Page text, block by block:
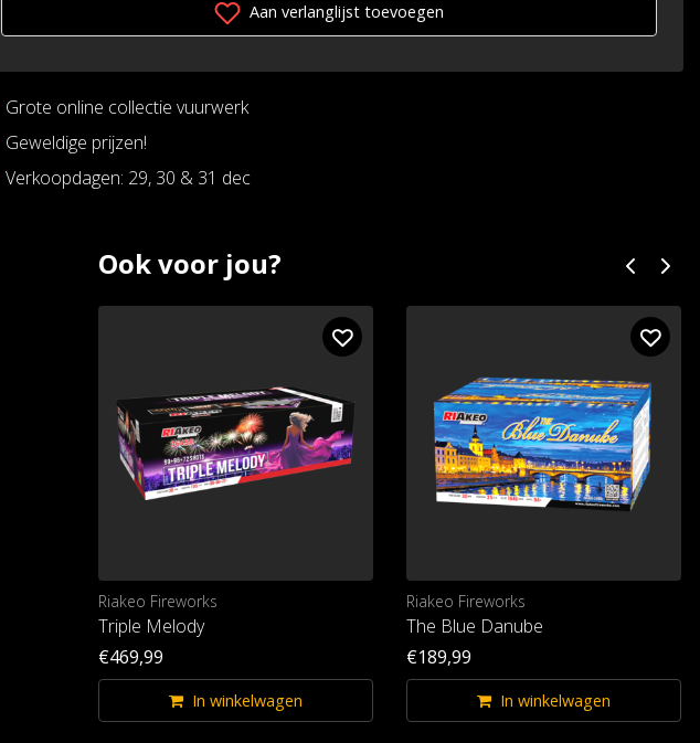
Aan verlanglijst toevoegen
Grote online collectie vuurwerk
Geweldige prijzen!
Verkoopdagen: 29, 30 & 31 dec
Ook voor jou?
Riakeo Fireworks
Triple Melody
€469,99
In winkelwagen
Riakeo Fireworks
The Blue Danube
€189,99
In winkelwagen